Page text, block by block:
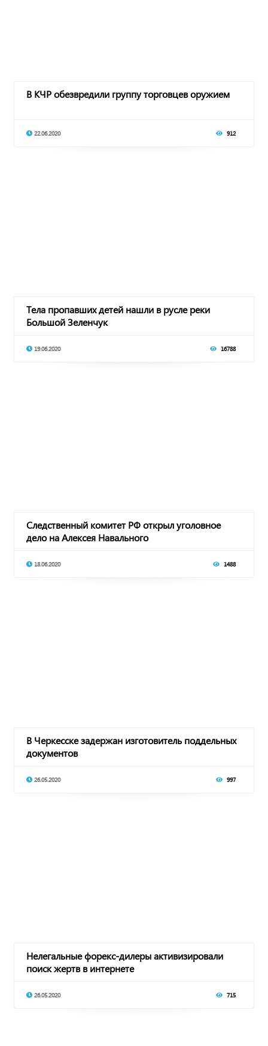
В КЧР обезвредили группу торговцев оружием
22.06.2020 912
Тела пропавших детей нашли в русле реки
Большой Зеленчук
19.06.2020 16788
Следственный комитет РФ открыл уголовное
дело на Алексея Навального
18.06.2020 1488
В Черкесске задержан изготовитель поддельных
документов
26.05.2020 997
Нелегальные форекс-дилеры активизировали
поиск жертв в интернете
26.05.2020 715